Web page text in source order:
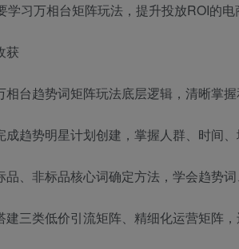
学习万相台矩阵玩法，提升投放ROI的
获
相台趋势词矩阵玩法底层逻辑，清晰掌
成趋势明星计划创建，掌握人群、时间
品、非标品核心词确定方法，学会趋势
建三类低价引流矩阵、精细化运营矩阵